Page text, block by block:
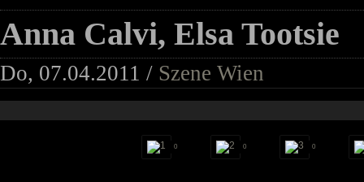
Anna Calvi, Elsa Tootsie
Do, 07.04.2011 / Szene Wien
0 0 0